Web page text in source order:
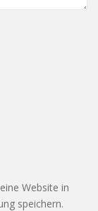
Website in
speichern.